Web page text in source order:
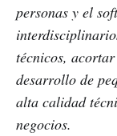
personas y el
técnicos,
desarrollo de
alta calidad
negocios.